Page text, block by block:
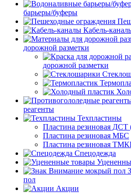
барьеры/буферы
Кабель-
дорожной разметки
дорожной разметки
реагенты
Техпластины
Пластина резиновая ДСТ
Пластина резиновая МБС
Пластина резиновая
Спецодежда
пол
Акции